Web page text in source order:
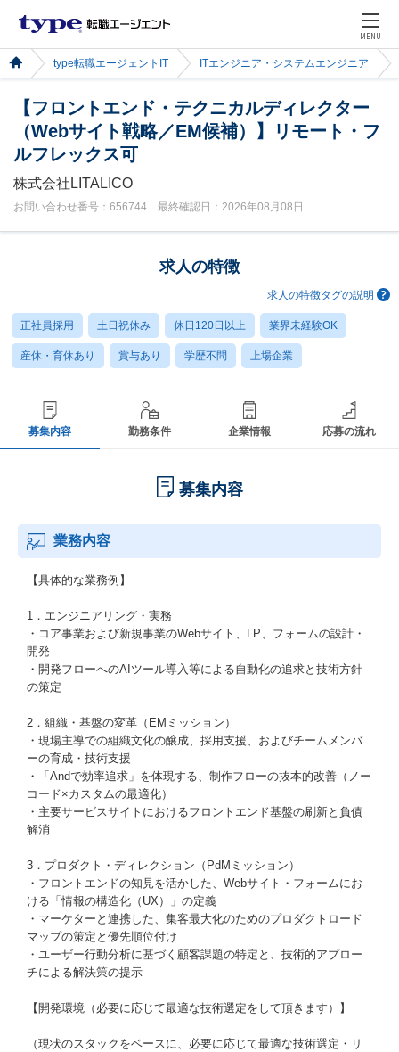
MENU
type転職エージェントIT ITエンジニア・システムエンジニア
【フロントエンド・テクニカルディレクター
（Webサイト戦略／EM候補）】リモート・フ
ルフレックス可
株式会社LITALICO
お問い合わせ番号：656744 最終確認日：2026年08月08日
求人の特徴
求人の特徴タグの説明
正社員採用 土日祝休み 休日120日以上 業界未経験OK
産休・育休あり 賞与あり 学歴不問 上場企業
募集内容 勤務条件 企業情報 応募の流れ
募集内容
業務内容
【具体的な業務例】
1．エンジニアリング・実務
・コア事業および新規事業のWebサイト、LP、フォームの設計・
開発
・開発フローへのAIツール導入等による自動化の追求と技術方針
の策定
2．組織・基盤の変革（EMミッション）
・現場主導での組織文化の醸成、採用支援、およびチームメンバ
ーの育成・技術支援
・「Andで効率追求」を体現する、制作フローの抜本的改善（ノー
コード×カスタムの最適化）
・主要サービスサイトにおけるフロントエンド基盤の刷新と負債
解消
3．プロダクト・ディレクション（PdMミッション）
・フロントエンドの知見を活かした、Webサイト・フォームにお
ける「情報の構造化（UX）」の定義
・マーケターと連携した、集客最大化のためのプロダクトロード
マップの策定と優先順位付け
・ユーザー行動分析に基づく顧客課題の特定と、技術的アプロー
チによる解決策の提示
【開発環境（必要に応じて最適な技術選定をして頂きます）】
（現状のスタックをベースに、必要に応じて最適な技術選定・リ